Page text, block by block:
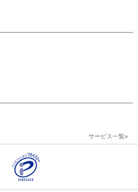
サービス一覧»